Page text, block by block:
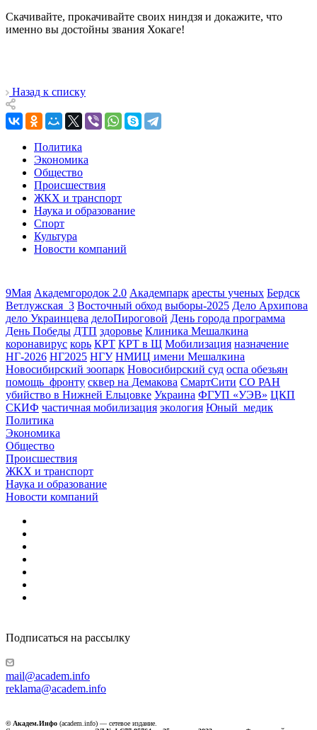
Скачивайте, прокачивайте своих ниндзя и докажите, что
именно вы достойны звания Хокаге!
Назад к списку
Политика
Экономика
Общество
Происшествия
ЖКХ и транспорт
Наука и образование
Спорт
Культура
Новости компаний
9Мая Академгородок 2.0 Академпарк аресты ученых Бердск
Ветлужская_3 Восточный обход выборы-2025 Дело Архипова
дело Украинцева делоПироговой День города программа
День Победы ДТП здоровье Клиника Мешалкина
коронавирус корь КРТ КРТ в Щ Мобилизация назначение
НГ-2026 НГ2025 НГУ НМИЦ имени Мешалкина
Новосибирский зоопарк Новосибирский суд оспа обезьян
помощь_фронту сквер на Демакова СмартСити СО РАН
убийство в Нижней Ельцовке Украина ФГУП «УЭВ» ЦКП
СКИФ частичная мобилизация экология Юный_медик
Политика
Экономика
Общество
Происшествия
ЖКХ и транспорт
Наука и образование
Новости компаний
Подписаться на рассылку
mail@academ.info
reklama@academ.info
© Академ.Инфо (academ.info) — сетевое издание.